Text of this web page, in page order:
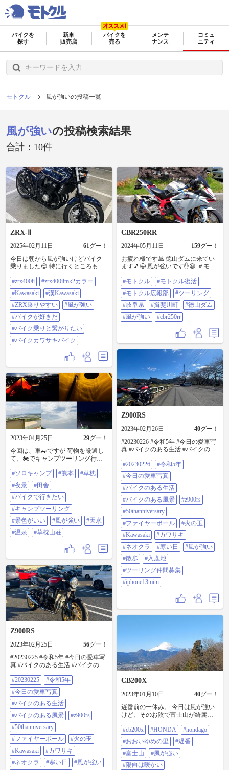
バイクを
探す
新車
販売店
バイクを
売る
メンテ
ナンス
コミュ
ニティ
モトクル 風が強いの投稿一覧
風が強いの投稿検索結果
合計：10件
ZRX-Ⅱ
2025年02月11日 61グー！
今日は朝から風が強いけどバイク
乗りました😊 特に行くところもな
ランド埼玉に行ってみました〜 午
後はさらに風が強くなってきて橋
の上で信号待ちしてたら倒れそう
になっちゃいました😱 ZRX IIは納
車してからそんなに乗ってないけ
ど、凄く凄ーく乗りやすいです😁
#zrx400ii #zrx400iimk2カラー
#Kawasaki #漢Kawasaki #ZRX乗りや
すい #風が強い #バイクが好きだ #
バイク乗りと繋がりたい #バイクカ
#zrx400ii
#zrx400iimk2カラー
#Kawasaki
#漢Kawasaki
#ZRX乗りやすい
#風が強い
#バイクが好きだ
#バイク乗りと繋がりたい
#バイクカワサキバイク
CBR250RR
2024年05月11日 159グー！
お疲れ様です🙇 徳山ダムに来てい
ます🎵😉 風が強いです✋😆 ＃モト
報部 ＃ツーリング ＃岐阜県 ＃揖斐
川町 ＃徳山ダム ＃風が強い ＃CBR
２５０RR
#モトクル
#モトクル復活
#モトクル広報部
#ツーリング
#岐阜県
#揖斐川町
#徳山ダム
#風が強い
#cbr250rr
2023年04月25日 29グー！
今回は、車🚙ですが 荷物を厳選し
て、🏍️でキャンプツーリング行け
眺望を眺めながら、温泉♨️にも入っ
て大満足😁 #ソロキャンプ #熊本 #
草枕 #夜景 #田舎 #バイクで行きた
い 目指すは#キャンプツーリング #
景色がいい #風が強い #天水 #温泉
#草枕山荘
#ソロキャンプ #熊本
#草枕
#夜景
#田舎
#バイクで行きたい
#キャンプツーリング
#景色がいい
#風が強い
#天水
#温泉
#草枕山荘
Z900RS
2023年02月26日 40グー！
#20230226 #令和5年 #今日の愛車写
真 #バイクのある生活 #バイクのあ
ファイヤーポール #火の玉
#KAWASAKI #カワサキ #ネオクラ
#寒い日 #風が強い #散歩 #入鹿池 #
#20230226
#令和5年
#今日の愛車写真
#バイクのある生活
#バイクのある風景
#z900rs
#50thanniversary
#ファイヤーボール
#火の玉
#Kawasaki
#カワサキ
#ネオクラ
#寒い日
#風が強い
#散歩
#入鹿池
#ツーリング仲間募集
#iphone13mini
Z900RS
2023年02月25日 56グー！
#20230225 #令和5年 #今日の愛車写
真 #バイクのある生活 #バイクのあ
ファイヤーポール #火の玉
#KAWASAKI #カワサキ #ネオクラ
#寒い日 #風が強い #ツーリング仲
間募集 #iphone13mini
#20230225
#令和5年
#今日の愛車写真
#バイクのある生活
#バイクのある風景
#z900rs
#50thanniversary
#ファイヤーボール
#火の玉
#Kawasaki
#カワサキ
#ネオクラ
#寒い日
#風が強い
CB200X
2023年01月10日 40グー！
遅番前の一休み。⁡ ⁡今日は風が強い
けど、そのお陰で富士山が綺麗に
#hondago #おおいゆめの里 #遅番 #
富士山 #風が強い #陽向は暖かい
#cb200x #HONDA
#hondago
#おおいゆめの里
#遅番
#富士山
#風が強い
#陽向は暖かい